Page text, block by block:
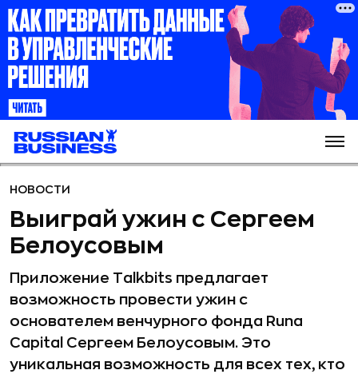
НОВОСТИ
Выиграй ужин с Сергеем
Белоусовым
Приложение Talkbits предлагает
возможность провести ужин с
основателем венчурного фонда Runa
Capital Сергеем Белоусовым. Это
уникальная возможность для всех тех, кто